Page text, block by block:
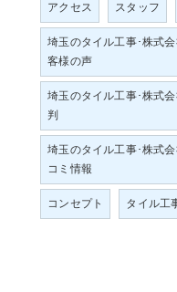
アクセス スタッフ
埼玉のタイル工事･株式
客様の声
埼玉のタイル工事･株式
判
埼玉のタイル工事･株式
コミ情報
コンセプト タイル工